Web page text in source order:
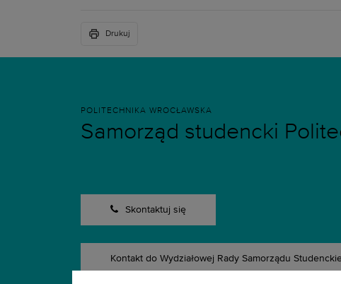
Drukuj
POLITECHNIKA WROCŁAWSKA
Samorząd studencki
Skontaktuj się
Kontakt do Wydziałowej Rady Samorządu